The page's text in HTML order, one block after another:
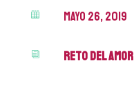
 mayo 26, 2019
i Reto del Amor